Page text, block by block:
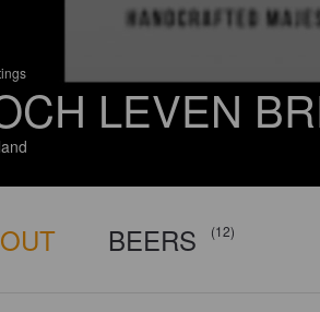
LEVEN
BEERS (12)